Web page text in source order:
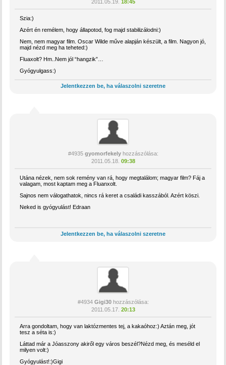
2011.05.19. 18:45
Szia:)
Azért én remélem, hogy állapotod, fog majd stabilizálodni:)
Nem, nem magyar film. Oscar Wilde műve alapján készült, a film. Nagyon jó,
majd nézd meg ha teheted:)
Fluaxolt? Hm..Nem jól “hangzik”…
Gyógyulgass:)
Jelentkezzen be, ha válaszolni szeretne
#4935 gyomorfekelyhozzászólása:
2011.05.18. 09:38
Utána nézek, nem sok remény van rá, hogy megtalálom; magyar film? Fáj a
valagam, most kaptam meg a Fluanxolt.
Sajnos nem válogathatok, nincs rá keret a családi kasszából. Azért köszi.
Neked is gyógyulást! Edraan
Jelentkezzen be, ha válaszolni szeretne
#4934 Gigi30hozzászólása:
2011.05.17. 20:13
Arra gondoltam, hogy van laktózmentes tej, a kakaóhoz:) Aztán meg, jót
tesz a séta is:)
Láttad már a Jóasszony akiről egy város beszél?Nézd meg, és meséld el
milyen volt:)
Gyógyulást!:)Gigi